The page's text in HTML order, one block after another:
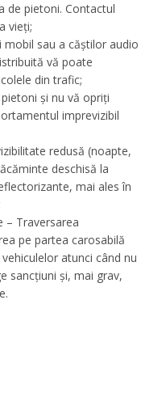
de pietoni. Contactul
vieți;
sau a căștilor audio
vă poate
din trafic;
și nu vă opriți
imprevizibil
redusă (noapte,
deschisă la
mai ales în
– Traversarea
pe partea carosabilă
atunci când nu
sancțiuni și, mai grav,